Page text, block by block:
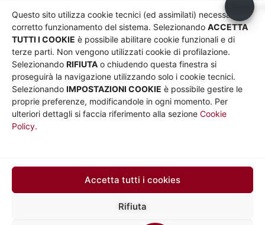
Questo sito utilizza cookie tecnici (ed assimilati) necessari al
corretto funzionamento del sistema. Selezionando ACCETTA
TUTTI I COOKIE è possibile abilitare cookie funzionali e di
terze parti. Non vengono utilizzati cookie di profilazione.
Selezionando RIFIUTA o chiudendo questa finestra si
proseguirà la navigazione utilizzando solo i cookie tecnici.
Selezionando IMPOSTAZIONI COOKIE è possibile gestire le
proprie preferenze, modificandole in ogni momento. Per
ulteriori dettagli si faccia riferimento alla sezione Cookie
Policy.
Accetta tutti i cookies
Rifiuta
Chi siamo
Governance
Whistleblowing
Co-Marketing
Social media policy
Informativa Cookie
Informativa Sito web e
social media
Privacy
Parità di genere
Amministrazione
trasparente
Bandi e gare
Note legali
UTILITÀ
Car Sharing Roma
Usiamo